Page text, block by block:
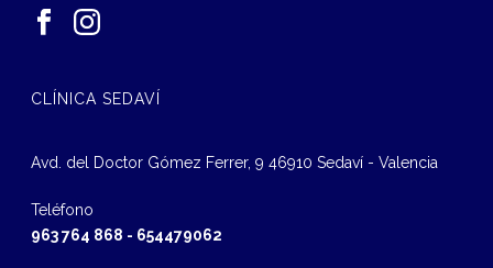
CLÍNICA SEDAVÍ
Avd. del Doctor Gómez Ferrer, 9 46910 Sedaví - Valencia
Teléfono
963 764 868 - 654479062